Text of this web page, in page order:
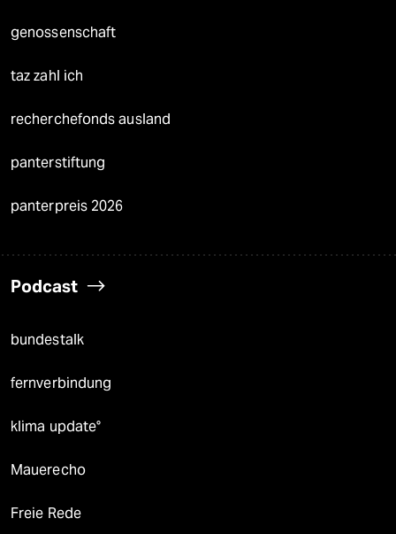
genossenschaft
taz zahl ich
recherchefonds ausland
panterstiftung
panterpreis 2026
Podcast
bundestalk
fernverbindung
klima update°
Mauerecho
Freie Rede